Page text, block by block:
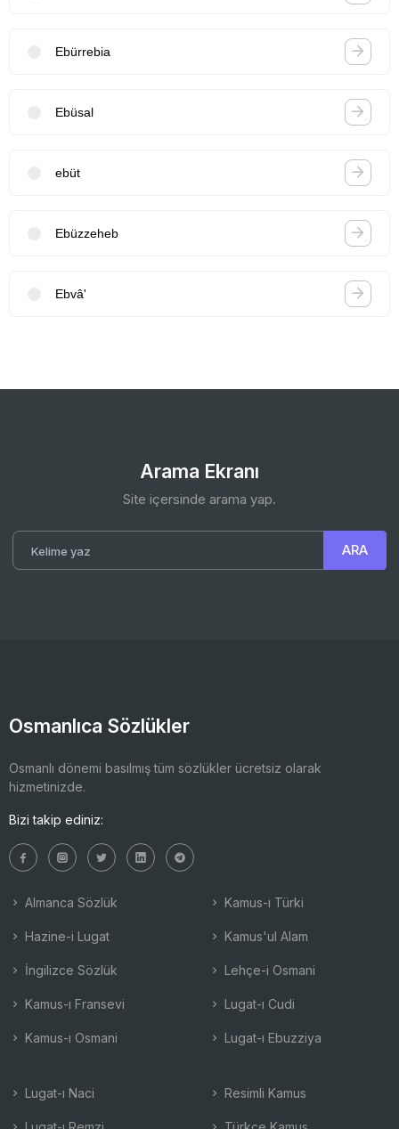
Ebürrebia
Ebüsal
ebüt
Ebüzzeheb
Ebvâ'
Arama Ekranı
Site içersinde arama yap.
Osmanlıca Sözlükler
Osmanlı dönemi basılmış tüm sözlükler ücretsiz olarak
hizmetinizde.
Bizi takip ediniz:
Almanca Sözlük
Hazine-i Lugat
İngilizce Sözlük
Kamus-ı Fransevi
Kamus-ı Osmani
Kamus-ı Türki
Kamus'ul Alam
Lehçe-i Osmani
Lugat-ı Cudi
Lugat-ı Ebuzziya
Lugat-ı Naci Resimli Kamus